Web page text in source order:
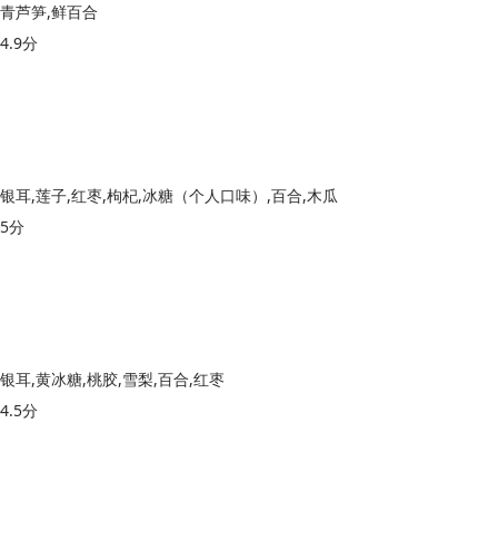
青芦笋,鲜百合
4.9分
银耳,莲子,红枣,枸杞,冰糖（个人口味）,百合,木瓜
5分
银耳,黄冰糖,桃胶,雪梨,百合,红枣
4.5分